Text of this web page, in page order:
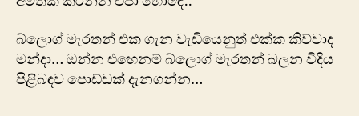
බ්ලොග් මැරතන් එක ගැන වැඩියෙනු‍ත් එක්ක කිව්වාද
මන්දා… ඔන්න එහෙනම් බ්ලොග් මැරතන් බලන විදිය
පිළිබඳව පොඩ්ඩක් දැනගන්න…